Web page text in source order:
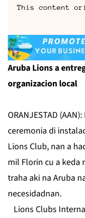
This content
Aruba Lions a
organizacion local
ORANJESTAD
ceremonia di
Lions Club, nan a
mil Florin cu a keda
traha aki na Aruba
necesidadnan.
Lions Clubs